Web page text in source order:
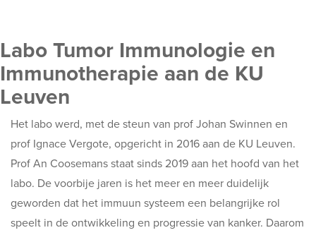
Labo Tumor Immunologie en
Immunotherapie aan de KU
Leuven
Het labo werd, met de steun van prof Johan Swinnen en
prof Ignace Vergote, opgericht in 2016 aan de KU Leuven.
Prof An Coosemans staat sinds 2019 aan het hoofd van het
labo. De voorbije jaren is het meer en meer duidelijk
geworden dat het immuun systeem een belangrijke rol
speelt in de ontwikkeling en progressie van kanker. Daarom